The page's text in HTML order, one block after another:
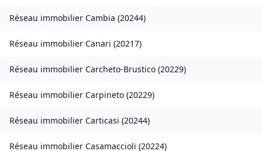
Réseau immobilier Cambia (20244)
Réseau immobilier Canari (20217)
Réseau immobilier Carcheto-Brustico (20229)
Réseau immobilier Carpineto (20229)
Réseau immobilier Carticasi (20244)
Réseau immobilier Casamaccioli (20224)